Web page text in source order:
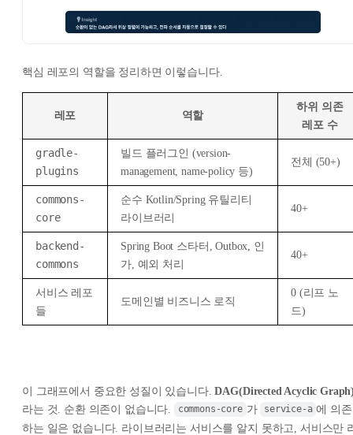
핵심 레포의 역할을 정리하면 이렇습니다.
레포 역할
하위 의존
레포 수
gradle-
plugins
빌드 플러그인 (version-
management, name-policy 등)
전체 (50+)
commons-
core
순수 Kotlin/Spring 유틸리티
라이브러리
40+
backend-
commons
Spring Boot 스타터, Outbox, 인
가, 예외 처리
40+
서비스 레포
들
도메인별 비즈니스 로직
0 (리프 노
드)
이 그래프에서 중요한 성질이 있습니다.DAG(Directed Acyclic
라는 것. 순환 의존이 없습니다.
commons-core 가 service-a 에 의존
하는 일은 없습니다. 라이브러리는 서비스를 알지 못하고, 서비스만